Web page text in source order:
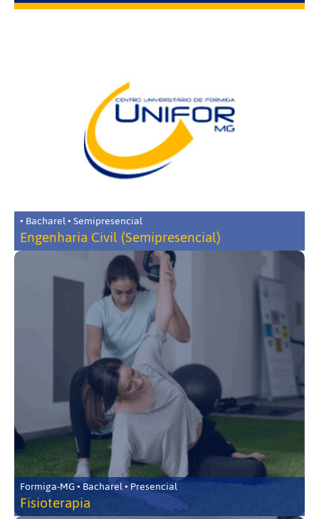
• Bacharel • Semipresencial
Engenharia Civil (Semipresencial)
Formiga-MG • Bacharel • Presencial
Fisioterapia